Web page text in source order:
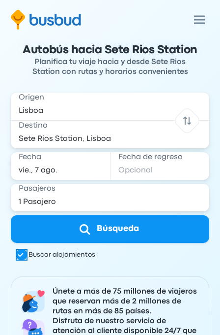
Autobús hacia Sete Rios Station
Planifica tu viaje hacia y desde Sete Rios
Station con rutas y horarios convenientes
Origen
Destino
Fecha Fecha de regreso
Pasajeros
Búsqueda
Buscar alojamientos
Únete a más de 75 millones de viajeros
que reservan más de 2 millones de
rutas en más de 85 países.
Disfruta de nuestro servicio de
atención al cliente disponible 24/7 que